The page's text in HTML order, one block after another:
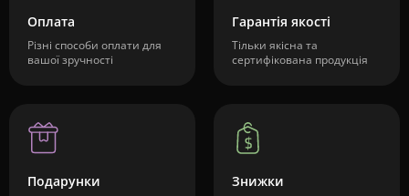
Оплата
Різні способи оплати для
вашої зручності
Гарантія якості
Тільки якісна та
сертифікована продукція
Подарунки Знижки